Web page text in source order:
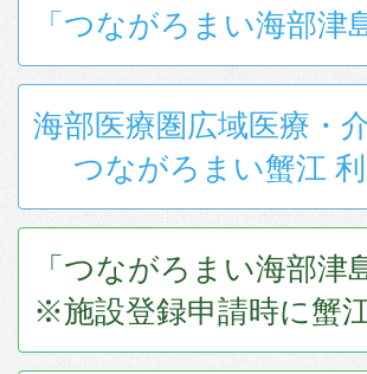
「つながろまい海部津
海部医療圏広域医療・
つながろまい蟹江
「つながろまい海部津
※施設登録申請時に蟹